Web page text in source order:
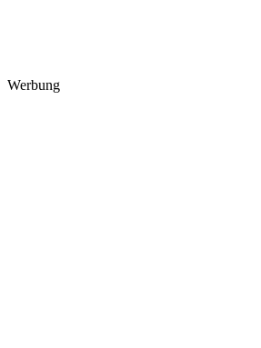
Werbung